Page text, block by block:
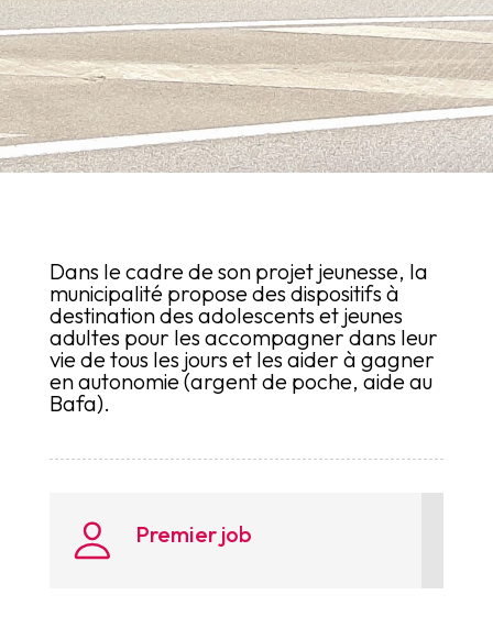
Dans le cadre de son projet jeunesse, la
municipalité propose des dispositifs à
destination des adolescents et jeunes
adultes pour les accompagner dans leur
vie de tous les jours et les aider à gagner
en autonomie (argent de poche, aide au
Bafa).
Premier job